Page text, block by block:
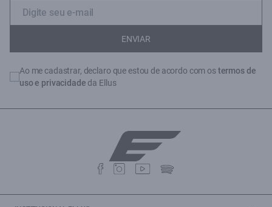
ENVIAR
Ao me cadastrar, declaro que estou de acordo com ostermos de
uso e privacidade da Ellus